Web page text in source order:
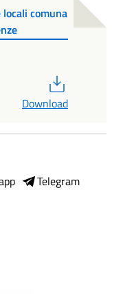
comuna
Download
Telegram